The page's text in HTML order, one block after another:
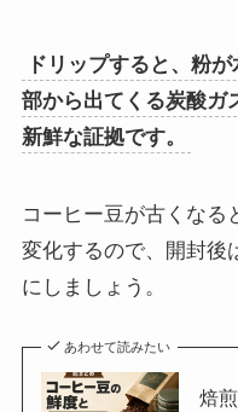
ドリップすると、粉
部から出てくる炭酸ガ
新鮮な証拠です。
コーヒー豆が古くなる
変化するので、開封後
にしましょう。
あわせて読みたい
焙